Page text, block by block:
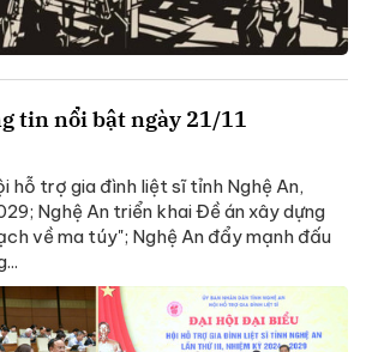
tin nổi bật ngày 21/11
hỗ trợ gia đình liệt sĩ tỉnh Nghệ An,
Nghệ An triển khai Đề án xây dựng
về ma túy"; Nghệ An đẩy mạnh đấu